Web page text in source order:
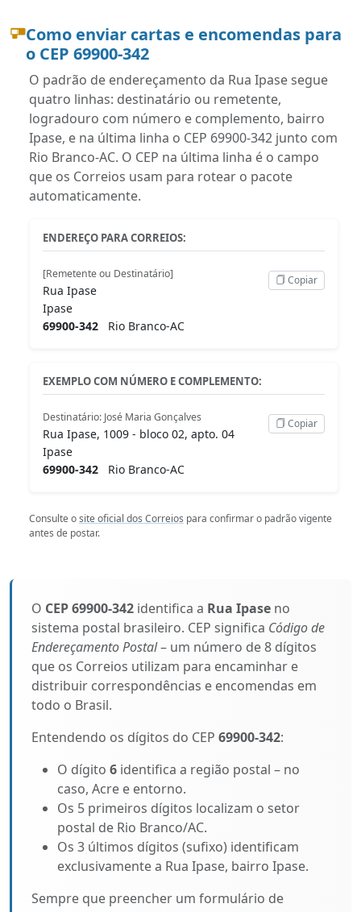
Como enviar cartas e encomendas para
o CEP 69900-342
O padrão de endereçamento da Rua Ipase segue
quatro linhas: destinatário ou remetente,
logradouro com número e complemento, bairro
Ipase, e na última linha o CEP 69900-342 junto com
Rio Branco-AC. O CEP na última linha é o campo
que os Correios usam para rotear o pacote
automaticamente.
ENDEREÇO PARA CORREIOS:
[Remetente ou Destinatário]
Rua Ipase
Ipase
69900-342 Rio Branco-AC
Copiar
EXEMPLO COM NÚMERO E COMPLEMENTO:
Destinatário: José Maria Gonçalves
Rua Ipase, 1009 - bloco 02, apto. 04
Ipase
69900-342 Rio Branco-AC
Copiar
Consulte osite oficial dos Correios para confirmar o padrão vigente
antes de postar.
O CEP 69900-342 identifica a Rua Ipase no
sistema postal brasileiro. CEP significa Código de
Endereçamento Postal– um número de 8 dígitos
que os Correios utilizam para encaminhar e
distribuir correspondências e encomendas em
todo o Brasil.
Entendendo os dígitos do CEP 69900-342:
O dígito 6 identifica a região postal – no
caso, Acre e entorno.
Os 5 primeiros dígitos localizam o setor
postal de Rio Branco/AC.
Os 3 últimos dígitos (sufixo) identificam
exclusivamente a Rua Ipase, bairro Ipase.
Sempre que preencher um formulário de